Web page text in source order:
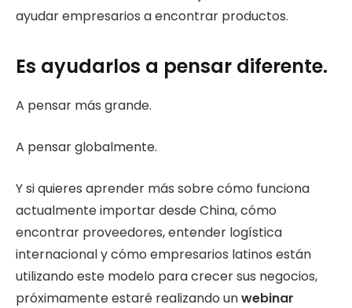
ayudar empresarios a encontrar productos.
Es ayudarlos a pensar diferente.
A pensar más grande.
A pensar globalmente.
Y si quieres aprender más sobre cómo funciona
actualmente importar desde China, cómo
encontrar proveedores, entender logística
internacional y cómo empresarios latinos están
utilizando este modelo para crecer sus negocios,
próximamente estaré realizando unwebinar